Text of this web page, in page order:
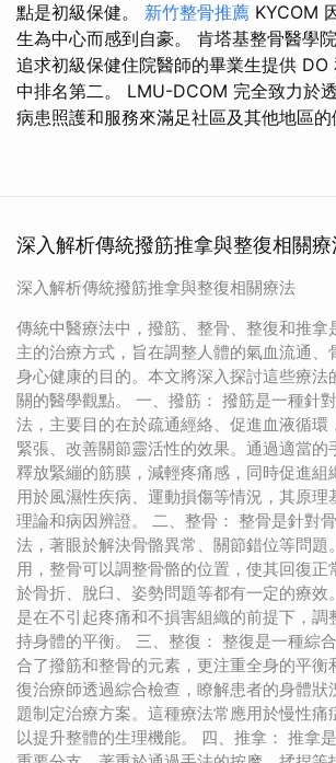
點是初級保健。 新竹整骨推薦 KYCOM
生為中心而感到自豪。 肯塔基整骨醫學
追求初級保健住院醫師的畢業生提供
中排名第二。 LMU-DCOM 完全致力於透
病患照護和服務來滿足社區及其他地區的
深入解析傳統撥筋推拿與整復相關療
深入解析傳統撥筋推拿與整復相關療法
傳統中醫療法中，撥筋、整骨、整復和推拿
主的治療方式，旨在調整人體的氣血流通、
身心健康的目的。本文將深入探討這些療法
關的醫學觀點。 一、撥筋： 撥筋是一種針
法，主要目的在於疏通經絡、促進血液循環
緊張、改善關節靈活性的效果。通過適當的
釋放緊繃的筋膜，減輕疼痛感，同時促進組
用於風濕性疾病、運動損傷等情況，其原理
理論和病因辨證。 二、整骨： 整骨是針對
法，著眼於解決骨骼異常、關節錯位等問題
用，整骨可以調整骨骼的位置，使其回復正
於骨折、脫臼、姿勢問題等都有一定的療效
是在不引起疼痛和不損害組織的前提下，調
持身體的平衡。 三、整復： 整復是一種綜
合了撥筋和整骨的元素，更注重全身的平衡
復治療師透過綜合檢查，瞭解患者的身體狀
題制定治療方案。這種療法常應用於慢性痛
以提升整體的生理機能。 四、推拿： 推拿